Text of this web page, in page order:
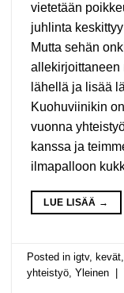
vietetään
juhlinta
Mutta sehän
allekirjoittaneen
lähellä ja lisää
Kuohuviinikin
vuonna
kanssa ja
ilmapalloon
LUE LISÄÄ →
Posted inigtv, kevät
yhteistyö ,Yleinen